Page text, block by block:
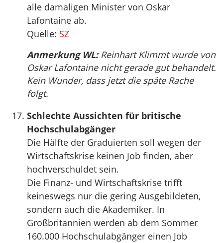
alle damaligen Minister von Oskar
Lafontaine ab.
Quelle: SZ
Anmerkung WL:Reinhart Klimmt wurde von
Oskar Lafontaine nicht gerade gut behandelt.
Kein Wunder, dass jetzt die späte Rache
folgt.
Schlechte Aussichten für britische
Hochschulabgänger
Die Hälfte der Graduierten soll wegen der
Wirtschaftskrise keinen Job finden, aber
hochverschuldet sein.
Die Finanz- und Wirtschaftskrise trifft
keineswegs nur die gering Ausgebildeten,
sondern auch die Akademiker. In
Großbritannien werden ab dem Sommer
160.000 Hochschulabgänger einen Job